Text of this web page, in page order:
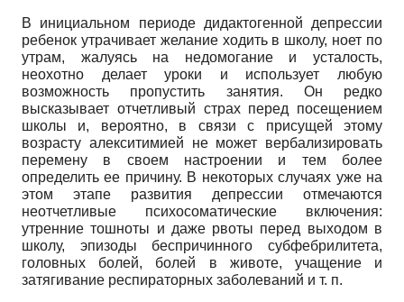
В инициальном периоде дидактогенной депрессии
ребенок утрачивает желание ходить в школу, ноет по
утрам, жалуясь на недомогание и усталость,
неохотно делает уроки и использует любую
возможность пропустить занятия. Он редко
высказывает отчетливый страх перед посещением
школы и, вероятно, в связи с присущей этому
возрасту алекситимией не может вербализировать
перемену в своем настроении и тем более
определить ее причину. В некоторых случаях уже на
этом этапе развития депрессии отмечаются
неотчетливые психосоматические включения:
утренние тошноты и даже рвоты перед выходом в
школу, эпизоды беспричинного субфебрилитета,
головных болей, болей в животе, учащение и
затягивание респираторных заболеваний и т. п.